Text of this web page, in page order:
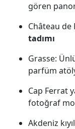
gören
Château de
tadımı
Grasse:
parfüm
Cap Ferrat
fotoğraf
Akdeniz